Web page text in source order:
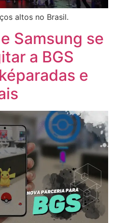
altos no Brasil.
Samsung se
a BGS
e